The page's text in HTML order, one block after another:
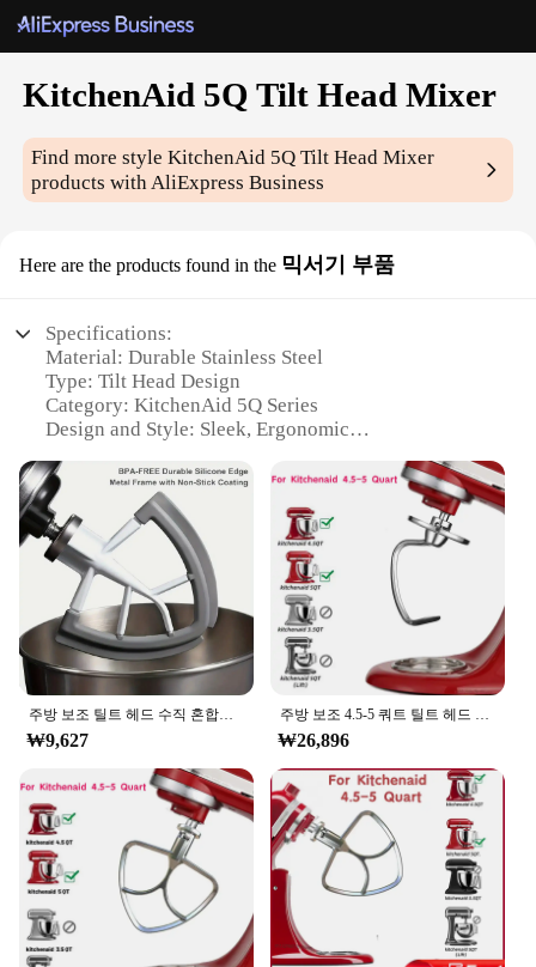
KitchenAid 5Q Tilt Head Mixer
Find more styleKitchenAid 5Q Tilt Head Mixer
products with AliExpress Business
Here are the products found in the 믹서기 부품
Specifications:
Material: Durable Stainless Steel
Type: Tilt Head Design
Category: KitchenAid 5Q Series
Design and Style: Sleek, Ergonomic
and Cooking
Performance and Property: Powerful 325-Watt
Motor
Parts and Accessories: Comprehensive Set Included
Features:
|Vendors|
**Effortless Mixing and Precision Control**
The KitchenAid 5Q Tilt Head Mixer is a culinary
powerhouse designed for the modern home chef.
With its robust 325-watt motor, this mixer tackles
the toughest ingredients with ease, from thick
cookie dough to creamy frosting. The tilt head
design allows for precise control, enabling you to
scrape down the sides of the bowl effortlessly
during mixing, ensuring a thorough blend every
time. Its sleek stainless steel finish not only adds a
touch of elegance to your kitchen but also promises
durability and easy cleanup.
주방 보조 틸트 헤드 수직 혼합기와 호환되는 실리콘 액세서리, 베이킹 경험 향상, 4.5-5 인치
₩9,627
주방 보조 4.5-5 쿼트 틸트 헤드 스탠드 믹서, 스테인레스 스틸 반죽 후크 부착 교체 부품, 빵 후크
₩26,896